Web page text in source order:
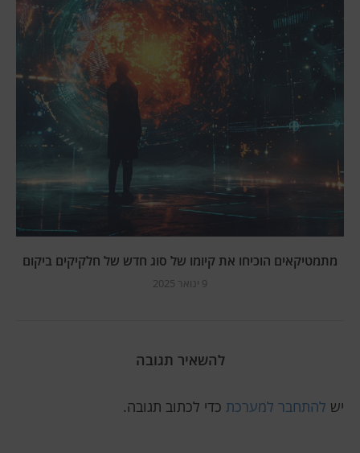
מתמטיקאים הוכיחו את קיומו של סוג חדש של חלקיקים ביקום
9 ינואר 2025
להשאיר תגובה
יש להתחבר למערכת כדי לכתוב תגובה.